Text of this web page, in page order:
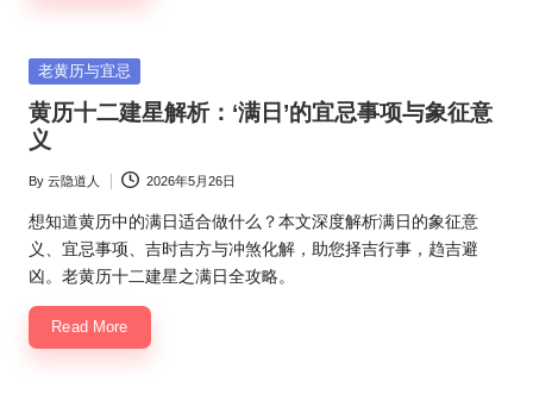
Posted
in
老黄历与宜忌
黄历十二建星解析：‘满日’的宜忌事项与象征意
义
Posted
by
By 云隐道人 2026年5月26日
想知道黄历中的满日适合做什么？本文深度解析满日的象征意
义、宜忌事项、吉时吉方与冲煞化解，助您择吉行事，趋吉避
凶。老黄历十二建星之满日全攻略。
Read More